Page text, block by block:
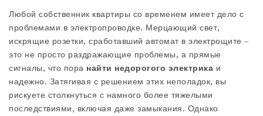
Любой собственник квартиры со временем имеет дело с
проблемами в электропроводке. Мерцающий свет,
искрящие розетки, сработавший автомат в электрощите –
это не просто раздражающие проблемы, а прямые
сигналы, что пора найти недорогого электрика и
надежно. Затягивая с решением этих неполадок, вы
рискуете столкнуться с намного более тяжелыми
последствиями, включая даже замыкания. Однако